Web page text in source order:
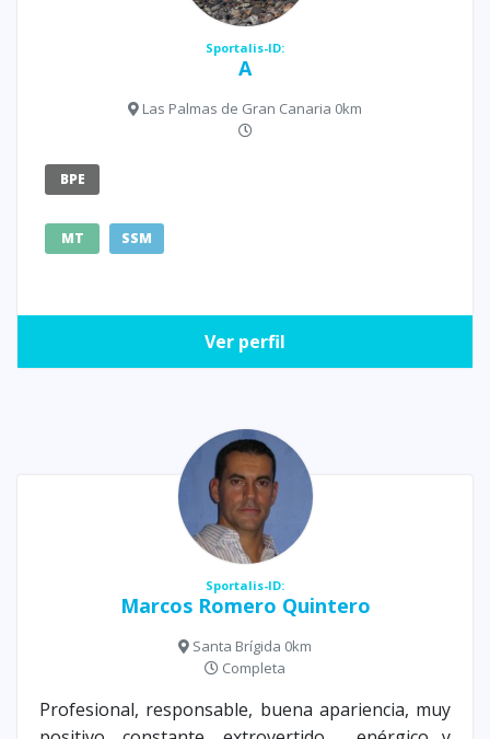
Sportalis-ID:
A
Las Palmas de Gran Canaria 0km
BPE
MT SSM
Ver perfil
Sportalis-ID:
Marcos Romero Quintero
Santa Brígida 0km
Completa
Profesional, responsable, buena apariencia, muy